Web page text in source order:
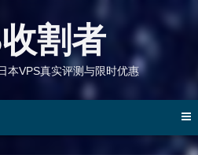
割者
本VPS真实评测与限时优惠